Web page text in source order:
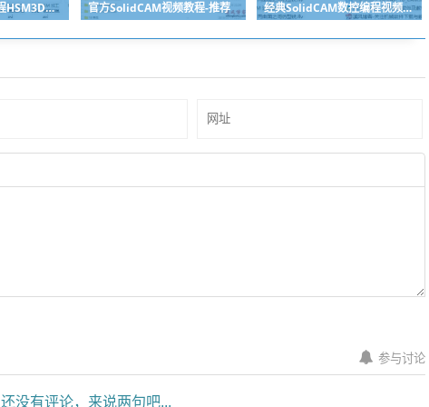
SolidCAM编程教程HSM3D高速铣削加工视频教程 官方SolidCAM视频教程-推荐 经典SolidCAM数控编程视频教程2014版
参与讨论
还没有评论，来说两句吧...